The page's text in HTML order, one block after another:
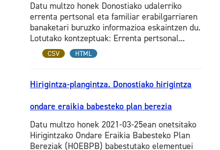
Datu multzo honek Donostiako udalerriko
errenta pertsonal eta familiar erabilgarriaren
banaketari buruzko informazioa eskaintzen du.
Lotutako kontzeptuak: Errenta pertsonal...
CSV HTML
Hirigintza-plangintza. Donostiako hirigintza
ondare eraikia babesteko plan berezia
Datu multzo honek 2021-03-25ean onetsitako
Hirigintzako Ondare Eraikia Babesteko Plan
Bereziak (HOEBPB) babestutako elementuei